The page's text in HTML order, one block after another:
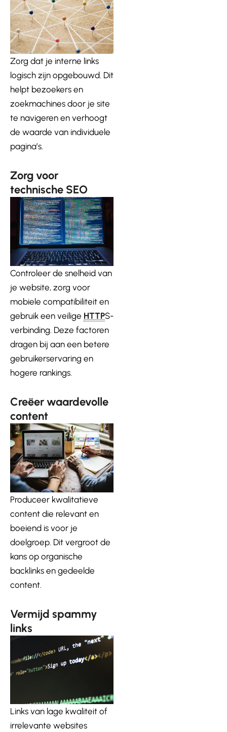
Zorg dat je interne links
logisch zijn opgebouwd. Dit
helpt bezoekers en
zoekmachines door je site
te navigeren en verhoogt
de waarde van individuele
pagina’s.
Zorg voor
technische SEO
Controleer de snelheid van
je website, zorg voor
mobiele compatibiliteit en
gebruik een veilige HTTPS-
verbinding. Deze factoren
dragen bij aan een betere
gebruikerservaring en
hogere rankings.
Creëer waardevolle
content
Produceer kwalitatieve
content die relevant en
boeiend is voor je
doelgroep. Dit vergroot de
kans op organische
backlinks en gedeelde
content.
Vermijd spammy
links
Links van lage kwaliteit of
irrelevante websites